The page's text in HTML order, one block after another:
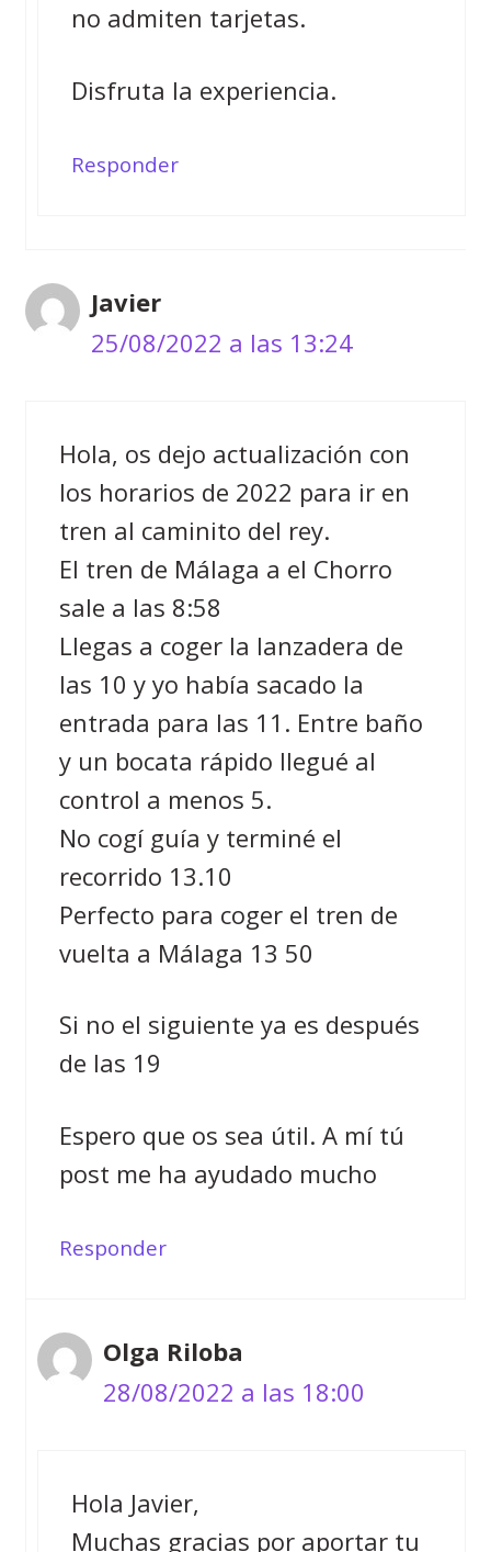
no admiten tarjetas.
Disfruta la experiencia.
Responder
Javier
25/08/2022 a las 13:24
Hola, os dejo actualización con
los horarios de 2022 para ir en
tren al caminito del rey.
El tren de Málaga a el Chorro
sale a las 8:58
Llegas a coger la lanzadera de
las 10 y yo había sacado la
entrada para las 11. Entre baño
y un bocata rápido llegué al
control a menos 5.
No cogí guía y terminé el
recorrido 13.10
Perfecto para coger el tren de
vuelta a Málaga 13 50
Si no el siguiente ya es después
de las 19
Espero que os sea útil. A mí tú
post me ha ayudado mucho
Responder
Olga Riloba
28/08/2022 a las 18:00
Hola Javier,
Muchas gracias por aportar tu